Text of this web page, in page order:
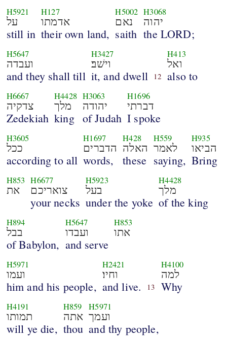
H5921
על
still in
H127
אדמתו
their own land,
H5002
נאם
saith
H3068
יהוה
the LORD;
H5647
ועבדה
and they shall till
H3427
וישׁב׃
it, and dwell 12
H413
ואל
also to
H6667
צדקיה
Zedekiah
H4428
מלך
king
H3063
יהודה
of Judah
H1696
דברתי
I spoke
H3605
ככל
according to all
H1697
הדברים
words,
H428
האלה
these
H559
לאמר
saying,
H935
הביאו
Bring
H853
את
H6677
צואריכם
your necks
H5923
בעל
under the yoke
H4428
מלך
of the king
H894
בבל
of Babylon,
H5647
ועבדו
and serve
H853
אתו
H5971
ועמו
him and his people,
H2421
וחיו׃
and live. 13
H4100
למה
Why
H4191
תמותו
will ye die,
H859
אתה
thou
H5971
ועמך
and thy people,